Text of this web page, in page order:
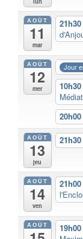
AOÛT
11
mar
21h30
AOÛT
12
mer
Jour
10h30
20h00
AOÛT
13
jeu
21h30
AOÛT
14
ven
21h00
AOÛT 19h00